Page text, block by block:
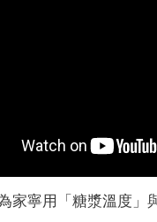
家寧用「糖漿溫度